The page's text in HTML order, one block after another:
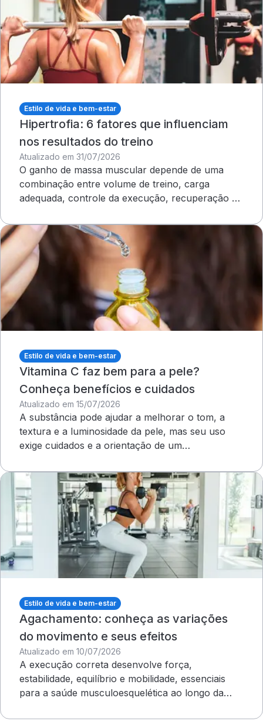
Estilo de vida e bem-estar
Hipertrofia: 6 fatores que influenciam
nos resultados do treino
Atualizado em 31/07/2026
O ganho de massa muscular depende de uma
combinação entre volume de treino, carga
adequada, controle da execução, recuperação e
Estilo de vida e bem-estar
Vitamina C faz bem para a pele?
Conheça benefícios e cuidados
Atualizado em 15/07/2026
A substância pode ajudar a melhorar o tom, a
textura e a luminosidade da pele, mas seu uso
exige cuidados e a orientação de um
Estilo de vida e bem-estar
Agachamento: conheça as variações
do movimento e seus efeitos
Atualizado em 10/07/2026
A execução correta desenvolve força,
estabilidade, equilíbrio e mobilidade, essenciais
para a saúde musculoesquelética ao longo da